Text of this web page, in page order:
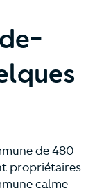
de 480
propriétaires.
calme